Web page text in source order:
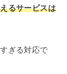
るサービスは
ぎる対応で